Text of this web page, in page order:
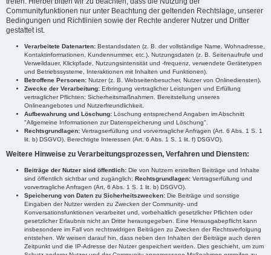
Communityfunktionen nur unter Beachtung der geltenden Rechtslage, unserer
Bedingungen und Richtlinien sowie der Rechte anderer Nutzer und Dritter
gestattet ist.
Verarbeitete Datenarten: Bestandsdaten (z. B. der vollständige Name, Wohnadresse,
Kontaktinformationen, Kundennummer, etc.). Nutzungsdaten (z. B. Seitenaufrufe und
Verweildauer, Klickpfade, Nutzungsintensität und -frequenz, verwendete Gerätetypen
und Betriebssysteme, Interaktionen mit Inhalten und Funktionen).
Betroffene Personen: Nutzer (z. B. Webseitenbesucher, Nutzer von Onlinediensten).
Zwecke der Verarbeitung: Erbringung vertraglicher Leistungen und Erfüllung
vertraglicher Pflichten; Sicherheitsmaßnahmen. Bereitstellung unseres
Onlineangebotes und Nutzerfreundlichkeit.
Aufbewahrung und Löschung: Löschung entsprechend Angaben im Abschnitt
"Allgemeine Informationen zur Datenspeicherung und Löschung".
Rechtsgrundlagen: Vertragserfüllung und vorvertragliche Anfragen (Art. 6 Abs. 1 S. 1
lit. b) DSGVO). Berechtigte Interessen (Art. 6 Abs. 1 S. 1 lit. f) DSGVO).
Weitere Hinweise zu Verarbeitungsprozessen, Verfahren und Diensten:
Beiträge der Nutzer sind öffentlich: Die von Nutzern erstellten Beiträge und Inhalte
sind öffentlich sichtbar und zugänglich; Rechtsgrundlagen: Vertragserfüllung und
vorvertragliche Anfragen (Art. 6 Abs. 1 S. 1 lit. b) DSGVO).
Speicherung von Daten zu Sicherheitszwecken: Die Beiträge und sonstige
Eingaben der Nutzer werden zu Zwecken der Community- und
Konversationsfunktionen verarbeitet und, vorbehaltlich gesetzlicher Pflichten oder
gesetzlicher Erlaubnis nicht an Dritte herausgegeben. Eine Herausgabepflicht kann
insbesondere im Fall von rechtswidrigen Beiträgen zu Zwecken der Rechtsverfolgung
entstehen. Wir weisen darauf hin, dass neben den Inhalten der Beiträge auch deren
Zeitpunkt und die IP-Adresse der Nutzer gespeichert werden. Dies geschieht, um zum